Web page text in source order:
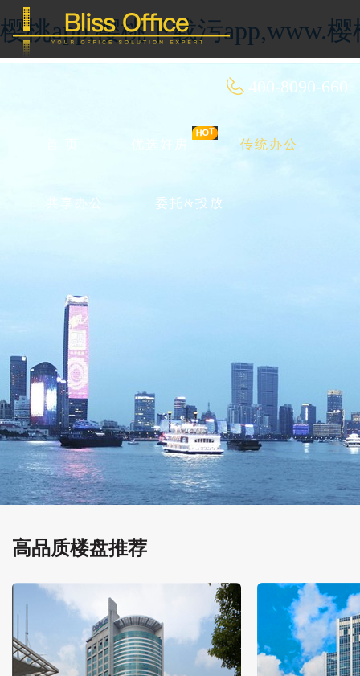
樱桃app,樱桃下载污app,www.
400-8090-660
优选好房 传统办公
共享办公 委托&投放
高品质楼盘推荐